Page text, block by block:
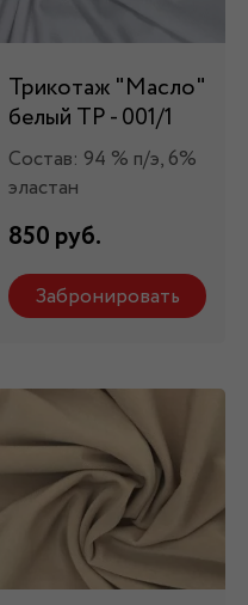
Трикотаж "Масло"
белый ТР - 001/1
Состав: 94 % п/э, 6%
эластан
850 руб.
Забронировать